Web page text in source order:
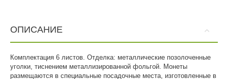
ОПИСАНИЕ
Комплектация 6 листов. Отделка: металлические позолоченные
уголки, тиснением металлизированной фольгой. Монеты
размещаются в специальные посадочные места, изготовленные в